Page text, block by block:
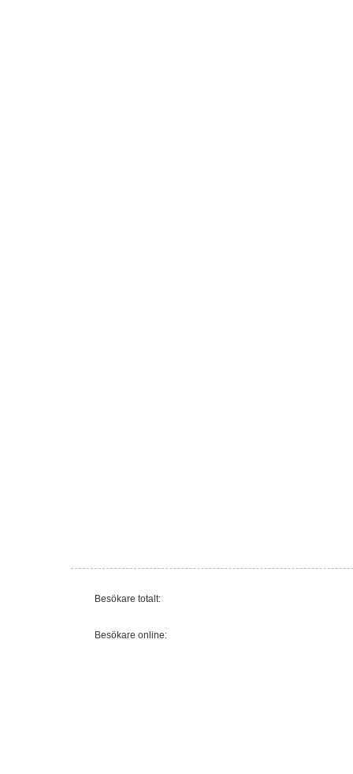
Besökare totalt:
Besökare online: